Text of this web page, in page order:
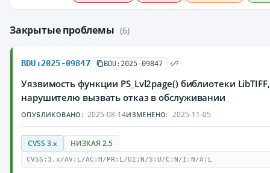
Закрытые проблемы (6)
BDU:2025-09847 BDU:2025-09847
Уязвимость функции PS_Lvl2page() библиотеки
нарушителю вызвать отказ в обслуживании
ОПУБЛИКОВАНО: 2025-08-14ИЗМЕНЕНО: 2025-11-05
CVSS 3.x НИЗКАЯ 2.5
CVSS:3.x/AV:L/AC:H/PR:L/UI:N/S:U/C:N/I:N/A:L